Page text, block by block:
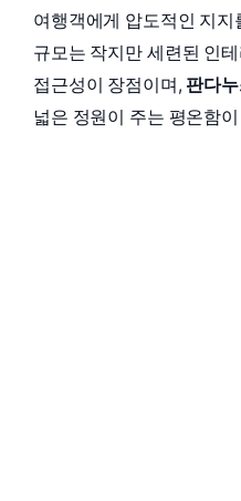
여행객에게 압도적인 지지
규모는 작지만 세련된 인
접근성이 장점이며, 판다
넓은 정원이 주는 평온함